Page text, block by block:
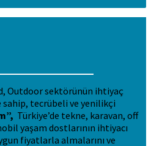
Outdoor sektörünün ihtiyaç
tecrübeli ve yenilikçi
Türkiye’de tekne, karavan, off
yaşam dostlarının ihtiyacı
fiyatlarla almalarını ve